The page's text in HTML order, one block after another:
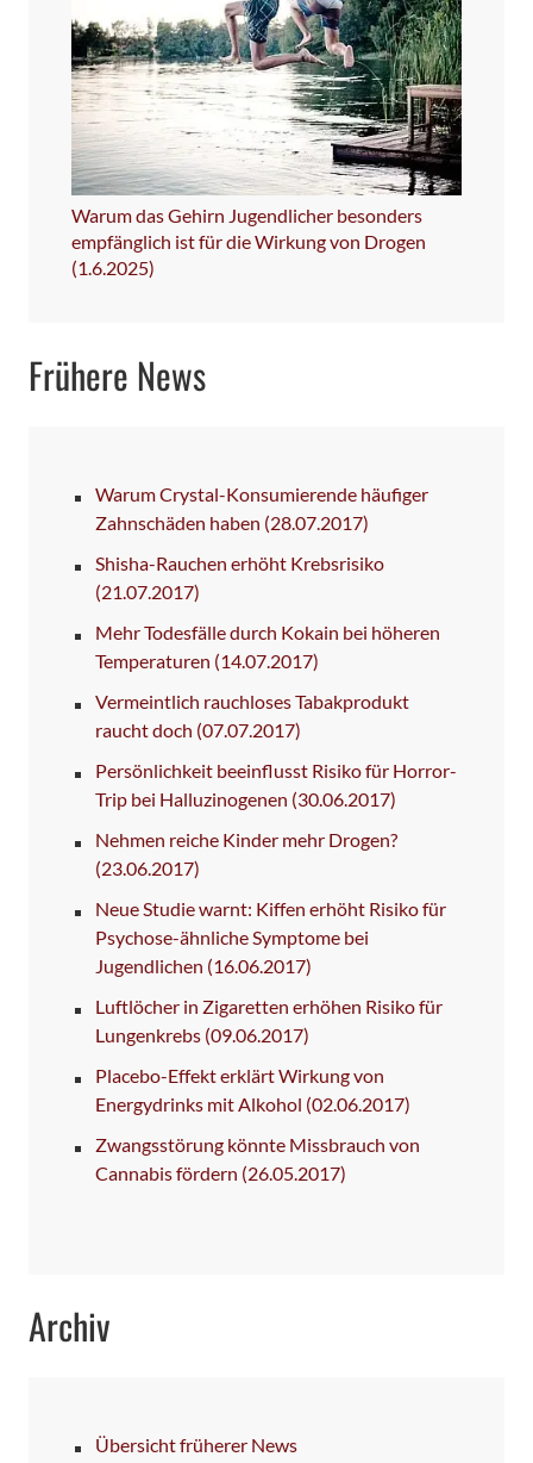
Warum das Gehirn Jugendlicher besonders
empfänglich ist für die Wirkung von Drogen
(1.6.2025)
Frühere News
Warum Crystal-Konsumierende häufiger
Zahnschäden haben (28.07.2017)
Shisha-Rauchen erhöht Krebsrisiko
(21.07.2017)
Mehr Todesfälle durch Kokain bei höheren
Temperaturen (14.07.2017)
Vermeintlich rauchloses Tabakprodukt
raucht doch (07.07.2017)
Persönlichkeit beeinflusst Risiko für Horror-
Trip bei Halluzinogenen (30.06.2017)
Nehmen reiche Kinder mehr Drogen?
(23.06.2017)
Neue Studie warnt: Kiffen erhöht Risiko für
Psychose-ähnliche Symptome bei
Jugendlichen (16.06.2017)
Luftlöcher in Zigaretten erhöhen Risiko für
Lungenkrebs (09.06.2017)
Placebo-Effekt erklärt Wirkung von
Energydrinks mit Alkohol (02.06.2017)
Zwangsstörung könnte Missbrauch von
Cannabis fördern (26.05.2017)
Archiv
Übersicht früherer News